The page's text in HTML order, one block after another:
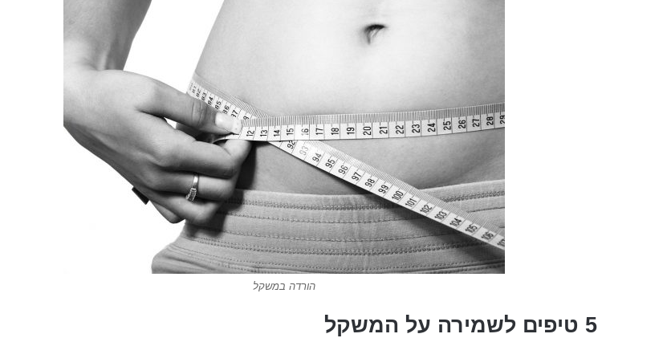
הורדה במשקל
5 טיפים לשמירה על המשקל